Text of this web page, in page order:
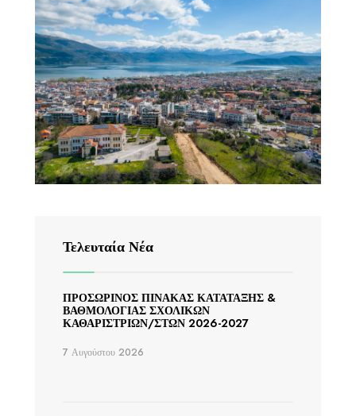
Τελευταία Νέα
ΠΡΟΣΩΡΙΝΟΣ ΠΙΝΑΚΑΣ ΚΑΤΑΤΑΞΗΣ &
ΒΑΘΜΟΛΟΓΙΑΣ ΣΧΟΛΙΚΩΝ
ΚΑΘΑΡΙΣΤΡΙΩΝ/ΣΤΩΝ 2026-2027
7 Αυγούστου 2026